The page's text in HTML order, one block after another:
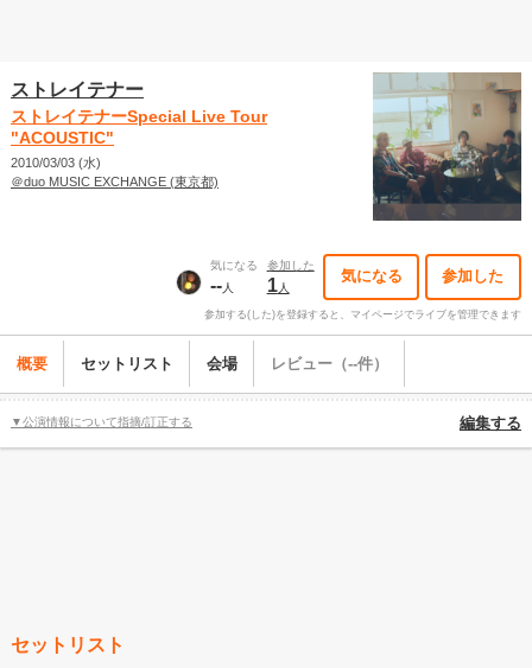
ストレイテナー
ストレイテナーSpecial Live Tour
"ACOUSTIC"
2010/03/03 (水)
＠duo MUSIC EXCHANGE (東京都)
気になる
--人
参加した
1人
気になる 参加した
参加する(した)を登録すると、マイページでライブを管理できます
概要 セットリスト 会場 レビュー（--件）
▼公演情報について指摘/訂正する 編集する
セットリスト